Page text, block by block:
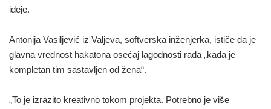
ideje.
Antonija Vasiljević iz Valjeva, softverska inženjerka, ističe da je
glavna vrednost hakatona osećaj lagodnosti rada „kada je
kompletan tim sastavljen od žena“.
„To je izrazito kreativno tokom projekta. Potrebno je više